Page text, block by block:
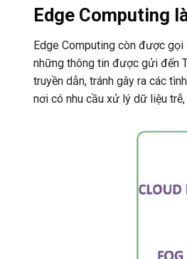
Edge Computing
Edge Computing còn được
những thông tin được gửi đến
truyền dẫn, tránh gây ra các
nơi có nhu cầu xử lý dữ liệu